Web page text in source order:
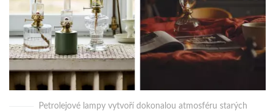
Petrolejové lampy vytvoří dokonalou atmosféru starých